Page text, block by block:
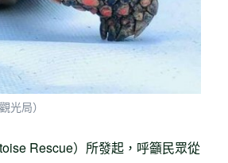
光局）
Rescue）所發起，呼籲民眾從